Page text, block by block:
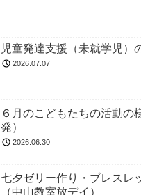
児童発達支援（未就学児）
2026.07.07
６月のこどもたちの活動の
発）
2026.06.30
七夕ゼリー作り・ブレスレ
（中山教室放デイ）